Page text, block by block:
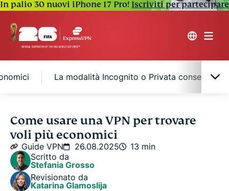
In palio 30 nuovi iPhone 17 Pro! Iscriviti per partecipare
La modalità Incognito o Privata consente di
Perché i prezzi dei voli cambiano così spesso?
Come fanno le compagnie aeree a conoscere la
tua posizione?
Come utilizzare una VPN per voli più economici
Come usare una VPN per trovare
voli più economici
Guide VPN 26.08.2025
13 min
Scritto da
Stefania Grosso
Revisionato da
Katarina Glamoslija